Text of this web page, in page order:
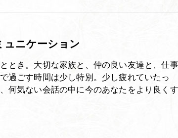
ュニケーション
とき。大切な家族と、仲の良い友達と、仕事
過ごす時間は少し特別。少し疲れていたっ
何気ない会話の中に今のあなたをより良くす